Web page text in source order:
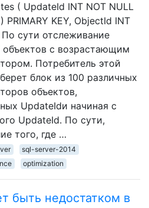
( UpdateId INT NOT NULL
PRIMARY KEY, ObjectId INT
По сути отслеживание
объектов с возрастающим
Потребитель этой
блок из 100 различных
объектов,
UpdateIdи начиная с
UpdateId. По сути,
того, где …
sql-server-2014
optimization
быть недостатком в